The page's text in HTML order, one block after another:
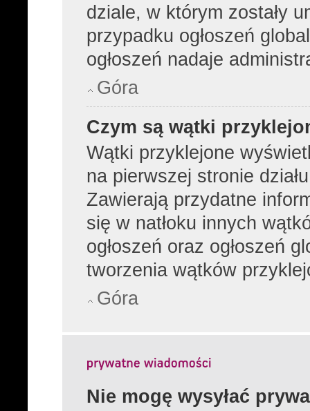
dziale, w którym zostały
przypadku ogłoszeń
ogłoszeń nadaje
Góra
Czym są wątki
Wątki przyklejone
na pierwszej stronie
Zawierają przydatne
się w natłoku innych
ogłoszeń oraz ogłoszeń
tworzenia wątków
Góra
Nie mogę wysyłać